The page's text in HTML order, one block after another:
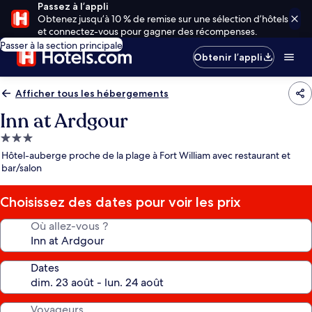
Passez à l’appli
Obtenez jusqu’à 10 % de remise sur une sélection d’hôtels
et connectez-vous pour gagner des récompenses.
Passer à la section principale
Obtenir l’appli
Afficher tous les hébergements
Inn at Ardgour
Hébergement
3.0 étoiles
Hôtel-auberge proche de la plage à Fort William avec restaurant et
bar/salon
Choisissez des dates pour voir les prix
Où allez-vous ?
Dates